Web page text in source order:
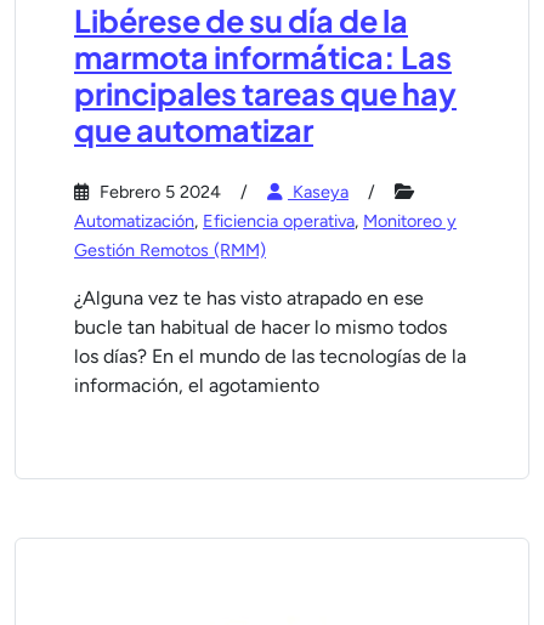
Libérese de su día de la
marmota informática: Las
principales tareas que hay
que automatizar
Febrero 5 2024
Kaseya
Automatización, Eficiencia operativa, Monitoreo y
Gestión Remotos (RMM)
¿Alguna vez te has visto atrapado en ese
bucle tan habitual de hacer lo mismo todos
los días? En el mundo de las tecnologías de la
información, el agotamiento